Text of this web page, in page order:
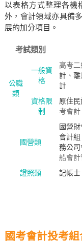
以表格方式整理各機
外，會計領域亦具備
展的加分項目。
考試類別
公職
類
一般資
格
高考二
計、 離
計
資格限
制
原住
考會計
國營類
國營
會計組
務公司
船會計
證照類
記帳士
國考會計投考組